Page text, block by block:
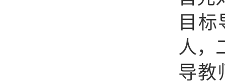
目
人，
导教